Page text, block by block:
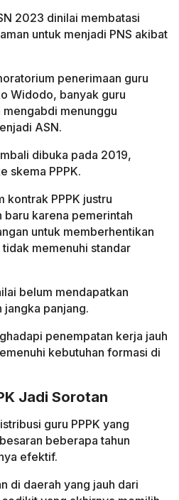
2023 dinilai membatasi
untuk menjadi PNS akibat
penerimaan guru
Widodo, banyak guru
menunggu
ASN.
dibuka pada 2019,
skema PPPK.
kontrak PPPK justru
baru karena pemerintah
untuk memberhentikan
memenuhi standar
belum mendapatkan
panjang.
penempatan kerja jauh
kebutuhan formasi di
Jadi Sorotan
guru PPPK yang
beberapa tahun
efektif.
di daerah yang jauh dari